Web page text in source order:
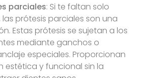
parciales: Si te faltan solo
prótesis parciales son una
Estas prótesis se sujetan a los
mediante ganchos o
especiales. Proporcionan
estética y funcional sin la